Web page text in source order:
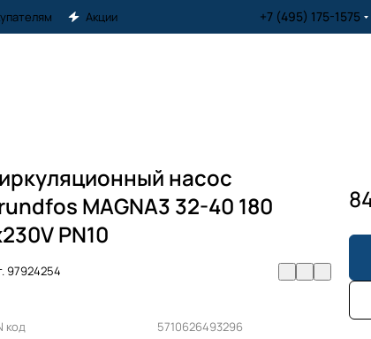
Акции +7 (495) 175-1575
насос
MAGNA3 32-40 180
PN10
97924254
код
5710626493296